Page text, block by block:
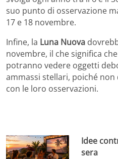
suo punto di osservazione
17 e 18 novembre.
Infine, la Luna Nuova
novembre, il che significa
potranno vedere oggetti
ammassi stellari, poiché
con le loro osservazioni.
Idee
sera